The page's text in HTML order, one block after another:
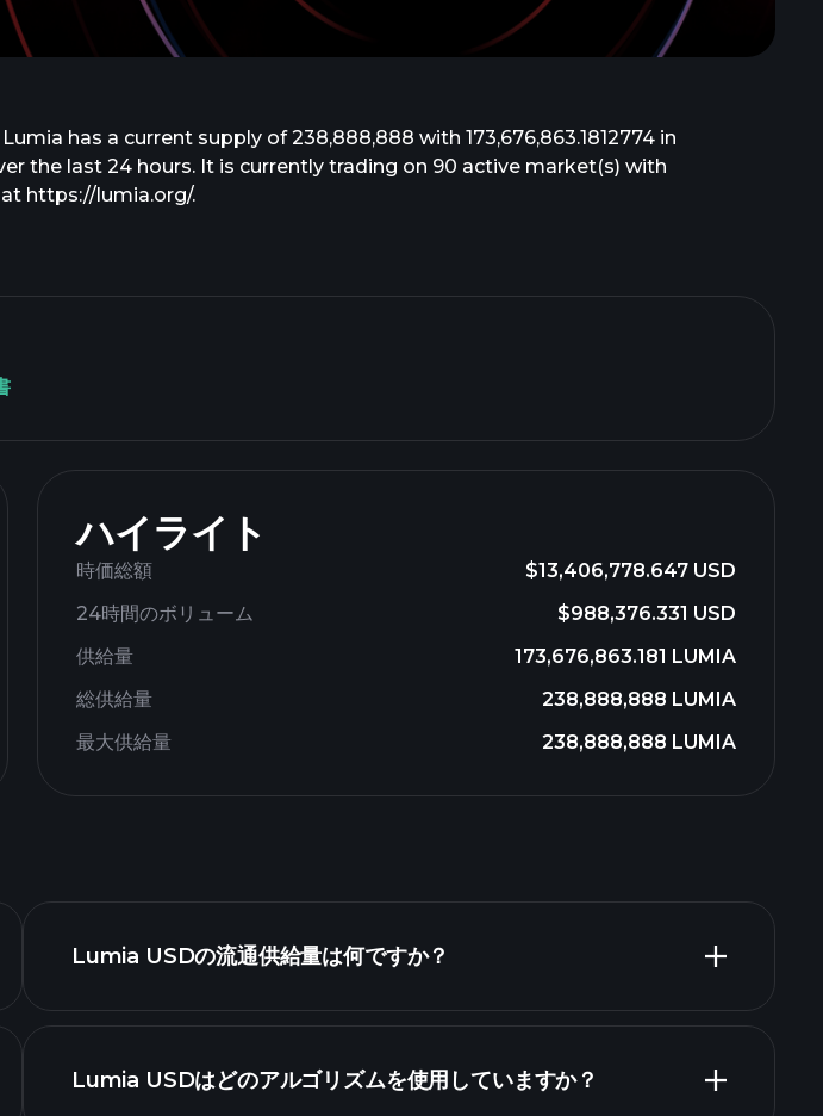
has a current supply of 238,888,888 with 173,676,863.1812774 in
the last 24 hours. It is currently trading on 90 active market(s) with
https://lumia.org/.
ハイライト
時価総額
$13,406,778.647 USD
24時間のボリューム
$988,376.331 USD
供給量
173,676,863.181 LUMIA
総供給量
238,888,888 LUMIA
最大供給量
238,888,888 LUMIA
Lumia USDの流通供給量は何ですか？
Lumia USDはどのアルゴリズムを使用していますか？